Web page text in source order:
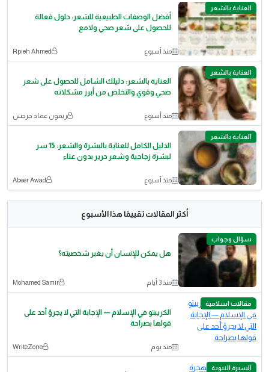
العناية بالشعر
أفضل الوصفات الطبيعية للشعر: حلول فعالة
للحصول على شعر صحي ولامع
منذ أسبوع Rpieh Ahmed
العناية بالشعر
العناية بالشعر: دليلك الشامل للحصول على شعر
صحي وقوي والتخلص من أبرز مشكلاته
منذ أسبوع ريمون عماد جرجس
العناية بالشعر
الدليل الكامل للعناية بالبشرة والشعر: 15 سر
لبشرة زجاجية وشعر حرير بدون عناء
منذ أسبوع Abeer Awad
أكثر المقالات تقييمًا هذا الأسبوع
سؤال وجواب
هل يمكن للإنسان أن يغير شخصيته؟
منذ 3 أيام Mohamed Samir
مقالات اسلامية
الكريبتو في الإسلام — الإجابة التي لا يجرؤ أحد على
قولها بصراحة
منذ يوم WriteZone
السيرة النبوية